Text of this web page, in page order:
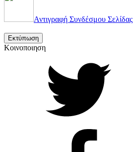
Αντιγραφή Συνδέσμου Σελίδας
Εκτύπωση
Κοινοποιηση